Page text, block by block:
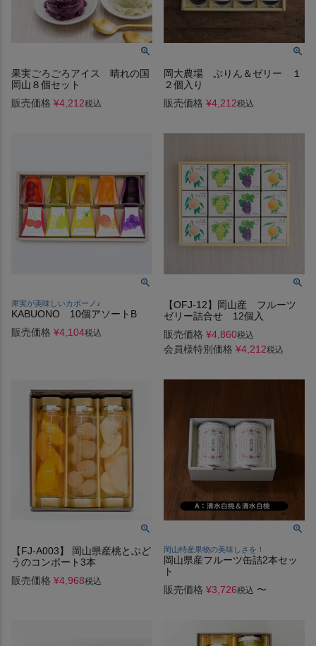
果実ごろごろアイス 晴れの国
岡山８個セット
販売価格 ¥4,212税込
岡大農場 ぷりん＆ゼリー １
２個入り
販売価格 ¥4,212税込
果実が美味しいカボーノ♪
KABUONO 10個アソートB
販売価格 ¥4,104税込
【OFJ-12】岡山産 フルーツ
ゼリー詰合せ 12個入
販売価格 ¥4,860税込
会員様特別価格 ¥4,212税込
【FJ-A003】 岡山県産桃とぶど
うのコンポート3本
販売価格 ¥4,968税込
岡山特産果物の美味しさを！
岡山県産フルーツ缶詰2本セッ
ト
販売価格 ¥3,726税込 〜